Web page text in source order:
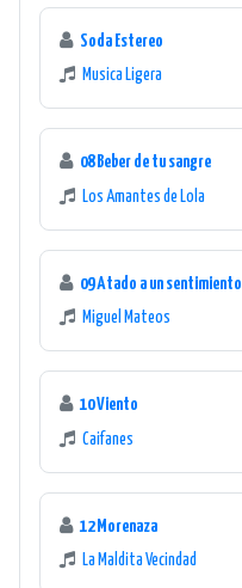
Soda Estereo
Musica Ligera
08 Beber de tu sangre
Los Amantes de Lola
09 Atado a un sentimiento
Miguel Mateos
10 Viento
Caifanes
12 Morenaza
La Maldita Vecindad